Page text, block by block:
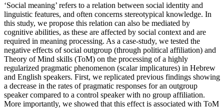
‘Social meaning’ refers to a relation between social identity and
linguistic features, and often concerns stereotypical knowledge. In
this study, we propose this relation can also be mediated by
cognitive abilities, as these are affected by social context and are
required in meaning processing. As a case-study, we tested the
negative effects of social outgroup (through political affiliation) and
Theory of Mind skills (ToM) on the processing of a highly
regularized pragmatic phenomenon (scalar implicatures) in Hebrew
and English speakers. First, we replicated previous findings showing
a decrease in the rates of pragmatic responses for an outgroup
speaker compared to a control speaker with no group affiliation.
More importantly, we showed that this effect is associated with ToM